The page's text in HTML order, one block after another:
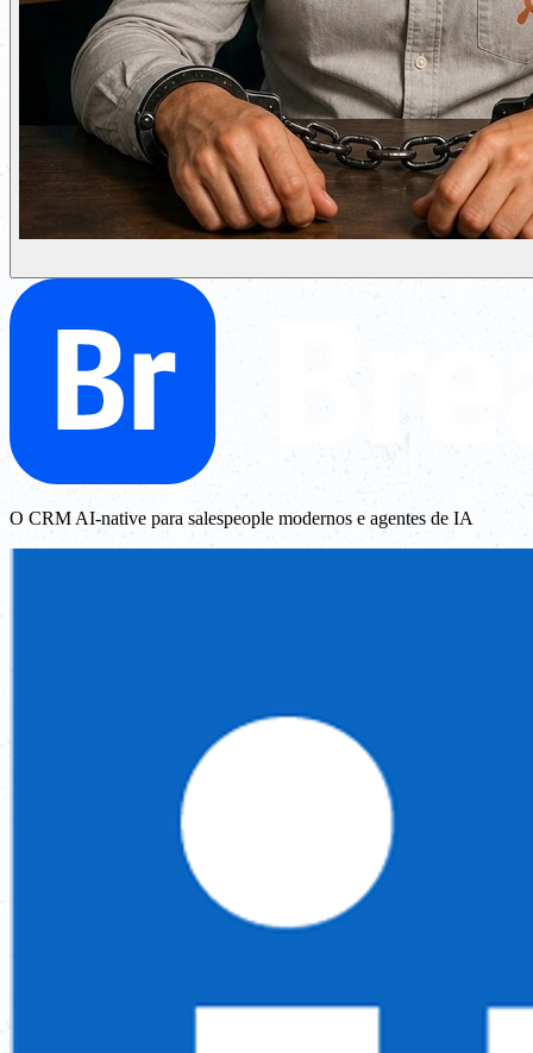
O CRM AI-native para salespeople modernos e agentes de IA